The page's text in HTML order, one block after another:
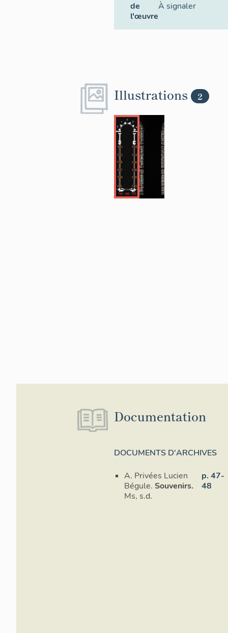
de
l'œuvre
À signaler
Illustrations 2
Documentation
DOCUMENTS D'ARCHIVES
A. Privées Lucien
Bégule. Souvenirs.
Ms, s.d.
p. 47-
48